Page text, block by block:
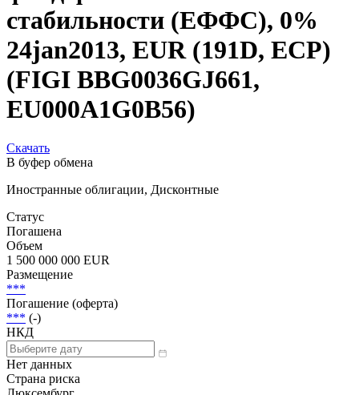
Облигации: Европейский
фонд финансовой
стабильности (ЕФФС), 0%
24jan2013, EUR (191D, ECP)
EU000A1G0B56)
В буфер обмена
Иностранные облигации, Дисконтные
Статус
Погашена
Объем
1 500 000 000 EUR
Размещение
***
Погашение (оферта)
*** (-)
НКД